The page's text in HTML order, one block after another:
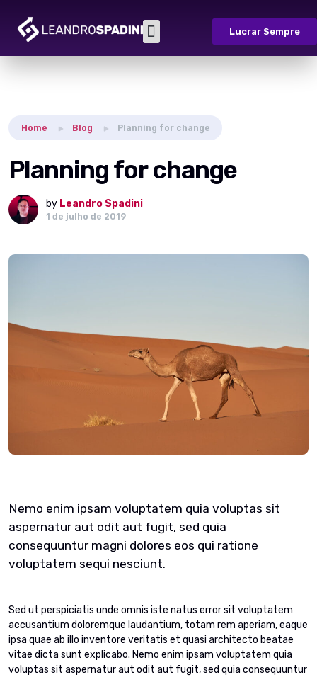
Lucrar Sempre
Home Blog Planning for change
Planning for change
by Leandro Spadini
1 de julho de 2019
Nemo enim ipsam voluptatem quia voluptas sit
aspernatur aut odit aut fugit, sed quia
consequuntur magni dolores eos qui ratione
voluptatem sequi nesciunt.
Sed ut perspiciatis unde omnis iste natus error sit voluptatem
accusantium doloremque laudantium, totam rem aperiam, eaque
ipsa quae ab illo inventore veritatis et quasi architecto beatae
vitae dicta sunt explicabo. Nemo enim ipsam voluptatem quia
voluptas sit aspernatur aut odit aut fugit, sed quia consequuntur